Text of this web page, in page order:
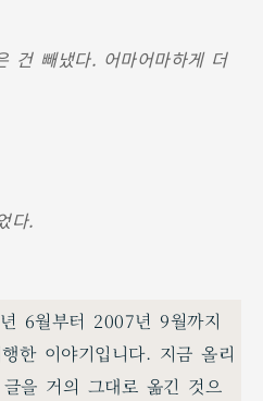
건 빼냈다. 어마어마하게 더
다.
6월부터 2007년 9월까지
한 이야기입니다. 지금 올리
을 거의 그대로 옮긴 것으